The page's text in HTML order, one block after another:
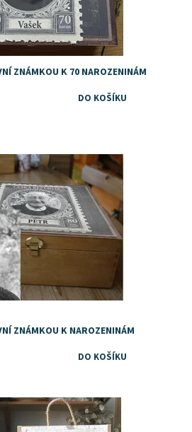
ZNÁMKOU K 70 NAROZENINÁM
ZNÁMKOU K NAROZENINÁM
pro muže